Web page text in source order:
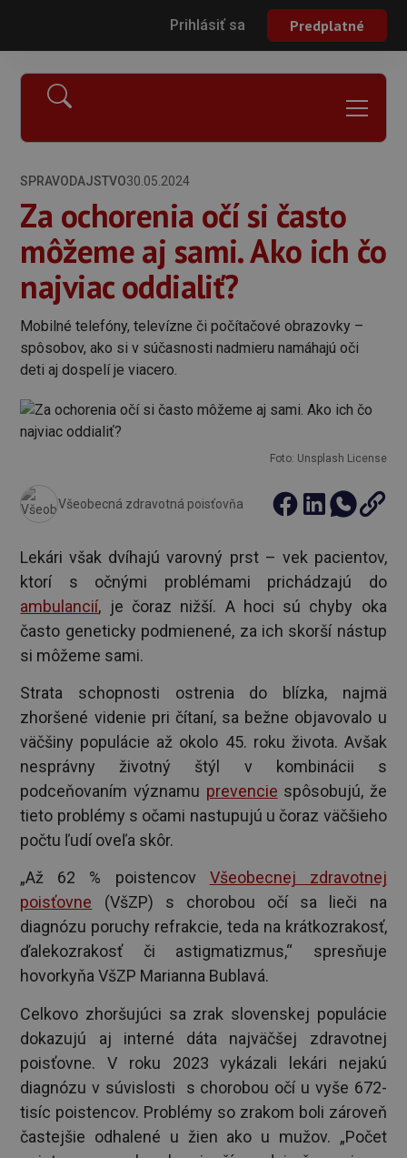
Prihlásiť sa Predplatné
SPRAVODAJSTVO30.05.2024
Za ochorenia očí si často
môžeme aj sami. Ako ich čo
najviac oddialiť?
Mobilné telefóny, televízne či počítačové obrazovky –
spôsobov, ako si v súčasnosti nadmieru namáhajú oči
deti aj dospelí je viacero.
Foto: Unsplash License
Všeobecná zdravotná poisťovňa
Lekári však dvíhajú varovný prst – vek pacientov,
ktorí s očnými problémami prichádzajú do
ambulancií, je čoraz nižší. A hoci sú chyby oka
často geneticky podmienené, za ich skorší nástup
si môžeme sami.
Strata schopnosti ostrenia do blízka, najmä
zhoršené videnie pri čítaní, sa bežne objavovalo u
väčšiny populácie až okolo 45. roku života. Avšak
nesprávny životný štýl v kombinácii s
podceňovaním významu prevencie spôsobujú, že
tieto problémy s očami nastupujú u čoraz väčšieho
počtu ľudí oveľa skôr.
„Až 62 % poistencov Všeobecnej zdravotnej
poisťovne (VšZP) s chorobou očí sa lieči na
diagnózu poruchy refrakcie, teda na krátkozrakosť,
ďalekozrakosť či astigmatizmus,“ spresňuje
hovorkyňa VšZP Marianna Bublavá.
Celkovo zhoršujúci sa zrak slovenskej populácie
dokazujú aj interné dáta najväčšej zdravotnej
poisťovne. V roku 2023 vykázali lekári nejakú
diagnózu v súvislosti s chorobou očí u vyše 672-
tisíc poistencov. Problémy so zrakom boli zároveň
častejšie odhalené u žien ako u mužov. „Počet